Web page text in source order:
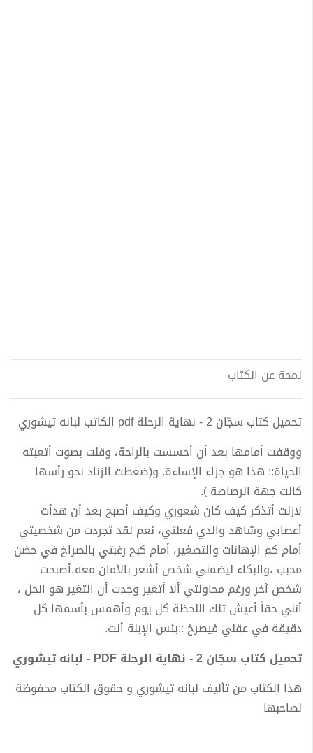
لمحة عن الكتاب
تحميل كتاب سجّان 2 - نهاية الرحلة pdf الكاتب لبانه تيشوري
ووقفت أمامها بعد أن أحسست بالراحة، وقلت بصوت أتعبته
الحياة:: هذا هو جزاء الإساءة. و(ضغطت الزناد نحو رأسها
كانت جهة الرصاصة ).
لازلت أتذكر كيف كان شعوري وكيف أصبح بعد أن هدأت
أعصابي وشاهد والدي فعلتي، نعم لقد تجردت من شخصيتي
أمام كم الإهانات والتصغير، أمام كبح رغبتي بالصراخ في حضن
محبب ،والبكاء ليضمني شخص أشعر بالأمان معه،أصبحت
شخص آخر ورغم محاولتي ألا أتغير وجدت أن التغير هو الحل ،
أنني حقاً أعيش تلك اللحظة كل يوم وأهمس بأسمها كل
دقيقة في عقلي فيصرخ ::بئس الإبنة أنت.
تحميل كتاب سجّان 2 - نهاية الرحلة PDF - لبانه تيشوري
هذا الكتاب من تأليف لبانه تيشوري و حقوق الكتاب محفوظة
لصاحبها